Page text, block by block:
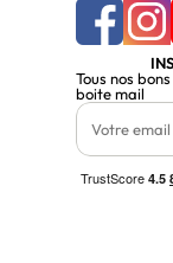
Tous nos
boite mail